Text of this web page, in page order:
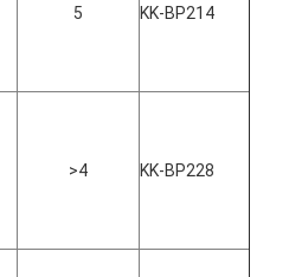
5 KK-BP214
>4 KK-BP228